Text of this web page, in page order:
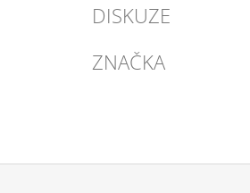
DISKUZE
ZNAČKA